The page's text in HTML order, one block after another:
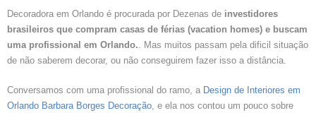
Decoradora em Orlando é procurada por Dezenas de investidores
brasileiros que compram casas de férias (vacation homes) e buscam
uma profissional em Orlando. . Mas muitos passam pela dificil situação
de não saberem decorar, ou não conseguirem fazer isso a distância.
Conversamos com uma profissional do ramo, a Design de Interiores em
Orlando Barbara Borges Decoração , e ela nos contou um pouco sobre